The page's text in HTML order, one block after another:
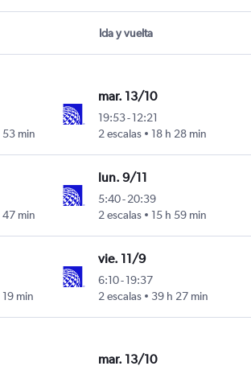
Ida y vuelta
53 min
mar. 13/10
19:53-12:21
2 escalas
18 h 28 min
47 min
lun. 9/11
5:40-20:39
2 escalas
15 h 59 min
min
vie. 11/9
6:10-19:37
2 escalas
39 h 27 min
mar. 13/10